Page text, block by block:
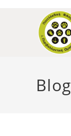
Blog